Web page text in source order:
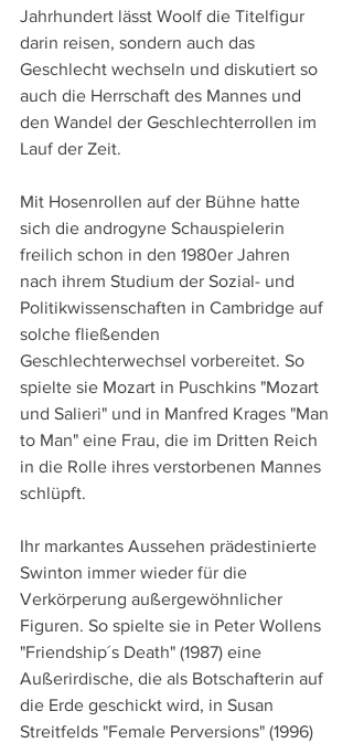
Jahrhundert lässt Woolf die Titelfigur
darin reisen, sondern auch das
Geschlecht wechseln und diskutiert so
auch die Herrschaft des Mannes und
den Wandel der Geschlechterrollen im
Lauf der Zeit.
Mit Hosenrollen auf der Bühne hatte
sich die androgyne Schauspielerin
freilich schon in den 1980er Jahren
nach ihrem Studium der Sozial- und
Politikwissenschaften in Cambridge auf
solche fließenden
Geschlechterwechsel vorbereitet. So
spielte sie Mozart in Puschkins "Mozart
und Salieri" und in Manfred Krages "Man
to Man" eine Frau, die im Dritten Reich
in die Rolle ihres verstorbenen Mannes
schlüpft.
Ihr markantes Aussehen prädestinierte
Swinton immer wieder für die
Verkörperung außergewöhnlicher
Figuren. So spielte sie in Peter Wollens
"Friendship´s Death" (1987) eine
Außerirdische, die als Botschafterin auf
die Erde geschickt wird, in Susan
Streitfelds "Female Perversions" (1996)